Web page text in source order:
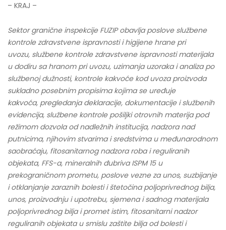
– KRAJ –
Sektor granične inspekcije FUZIP obavlja poslove službene
kontrole zdravstvene ispravnosti i higijene hrane pri
uvozu, službene kontrole zdravstvene ispravnosti materijala
u dodiru sa hranom pri uvozu, uzimanja uzoraka i analiza po
službenoj dužnosti, kontrole kakvoće kod uvoza proizvoda
sukladno posebnim propisima kojima se uređuje
kakvoća, pregledanja deklaracije, dokumentacije i službenih
evidencija, službene kontrole pošiljki otrovnih materija pod
režimom dozvola od nadležnih institucija, nadzora nad
putnicima, njihovim stvarima i sredstvima u međunarodnom
saobraćaju, fitosanitarnog nadzora roba i reguliranih
objekata, FFS-a, mineralnih đubriva ISPM 15 u
prekograničnom prometu, poslove vezne za unos, suzbijanje
i otklanjanje zaraznih bolesti i štetočina poljoprivrednog bilja,
unos, proizvodnju i upotrebu, sjemena i sadnog materijala
poljoprivrednog bilja i promet istim, fitosanitarni nadzor
reguliranih objekata u smislu zaštite bilja od bolesti i